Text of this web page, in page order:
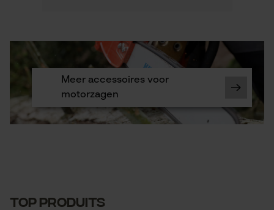
Meer accessoires voor
motorzagen
TOP PRODUITS